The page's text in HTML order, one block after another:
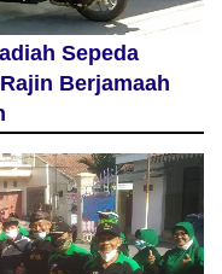
Sepeda
Berjamaah